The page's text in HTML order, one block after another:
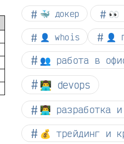
🐳 докер 👀
👤 whois 👤
👥 работа в
👨‍💻 devops
👨‍💻 разработка
💰 трейдинг и